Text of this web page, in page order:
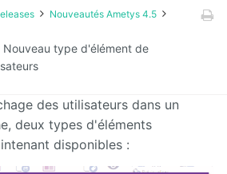
Nouveautés Ametys 4.5
type d'élément de
des utilisateurs dans un
deux types d'éléments
disponibles :